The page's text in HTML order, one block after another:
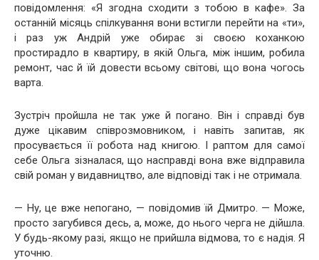
повідомлення: «Я згодна сходити з тобою в кафе». За
останній місяць спілкування вони встигли перейти на «ти»,
і раз уж Андрій уже обирає зі своєю коханкою
простирадло в квартиру, в якій Ольга, між іншим, робила
ремонт, час й їй довести всьому світові, що вона чогось
варта.
Зустріч пройшла не так уже й погано. Він і справді був
дуже цікавим співрозмовником, і навіть запитав, як
просувається її робота над книгою. І раптом для самої
себе Ольга зізналася, що насправді вона вже відправила
свій роман у видавництво, але відповіді так і не отримала.
— Ну, це вже непогано, — повідомив їй Дмитро. — Може,
просто загубився десь, а, може, до нього черга не дійшла.
У будь-якому разі, якщо не прийшла відмова, то є надія. Я
уточню.